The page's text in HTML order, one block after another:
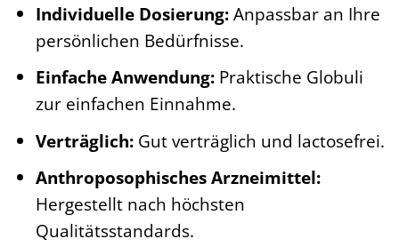
Individuelle Dosierung:Anpassbar an Ihre
persönlichen Bedürfnisse.
Einfache Anwendung:Praktische Globuli
zur einfachen Einnahme.
Verträglich:Gut verträglich und lactosefrei.
Anthroposophisches Arzneimittel:
Hergestellt nach höchsten
Qualitätsstandards.